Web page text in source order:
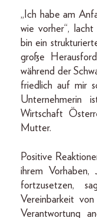
„Ich habe am
wie vorher“,
bin ein
große
während der
friedlich auf mir
Unternehmerin
Wirtschaft
Mutter.
Positive
ihrem Vorhaben,
fortzusetzen,
Vereinbarkeit
Verantwortung